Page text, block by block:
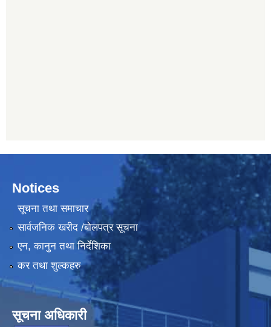
Notices
सूचना तथा समाचार
सार्वजनिक खरीद /बोलपत्र सूचना
एन, कानुन तथा निर्देशिका
कर तथा शुल्कहरु
सूचना अधिकारी